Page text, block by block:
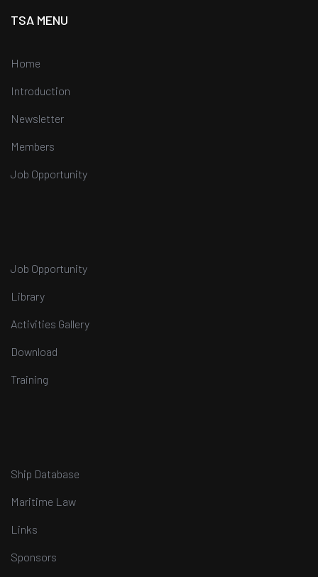
TSA MENU
Home
Introduction
Newsletter
Members
Job Opportunity
Job Opportunity
Library
Activities Gallery
Download
Training
Ship Database
Maritime Law
Links
Sponsors